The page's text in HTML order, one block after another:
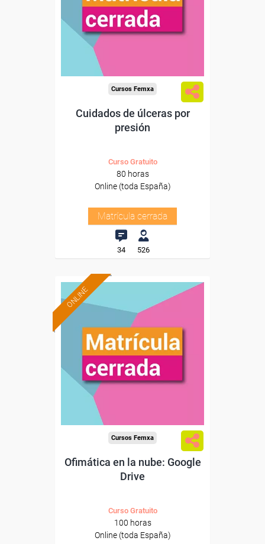
Cursos Femxa
Cuidados de úlceras por
presión
Curso Gratuito
80 horas
Online (toda España)
Matrícula cerrada
34 526
ONLINE
Cursos Femxa
Ofimática en la nube: Google
Drive
Curso Gratuito
100 horas
Online (toda España)